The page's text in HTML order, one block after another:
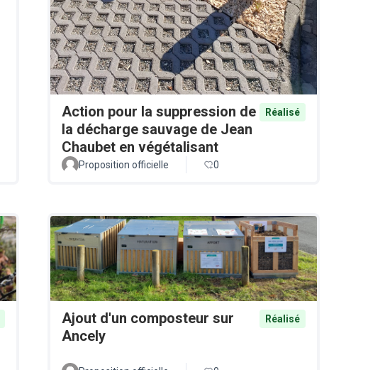
Action pour la suppression de
la décharge sauvage de Jean
Chaubet en végétalisant
Réalisé
Proposition officielle 0
Ajout d'un composteur sur
Ancely
Réalisé